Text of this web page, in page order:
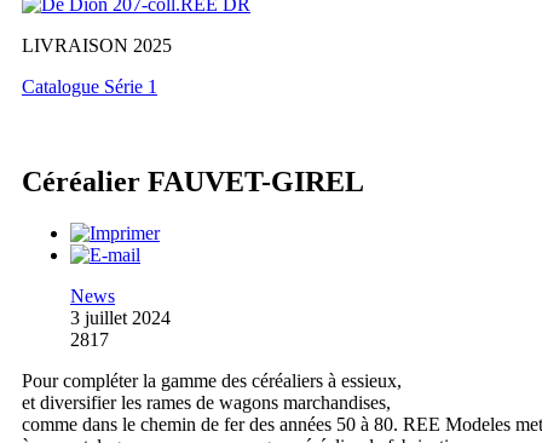
LIVRAISON 2025
Catalogue Série 1
Céréalier FAUVET-GIREL
News
3 juillet 2024
2817
Pour compléter la gamme des céréaliers à essieux,
et diversifier les rames de wagons marchandises,
comme dans le chemin de fer des années 50 à 80. REE Modeles met